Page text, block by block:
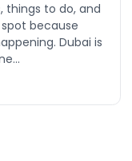
things to do, and
because
Dubai is